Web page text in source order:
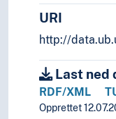
URI
http://
Last ned
RDF/XML
Opprettet